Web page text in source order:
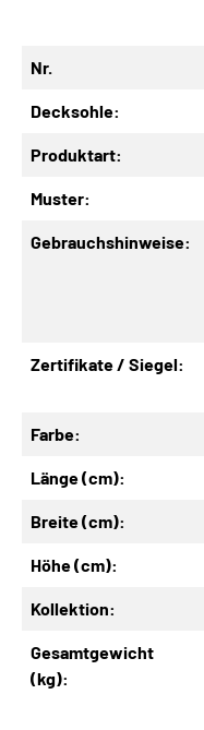
Nr.
Decksohle:
Produktart:
Muster:
Gebrauchshinweise:
Zertifikate / Siegel:
Farbe:
Länge (cm):
Breite (cm):
Höhe (cm):
Kollektion:
Gesamtgewicht
(kg):